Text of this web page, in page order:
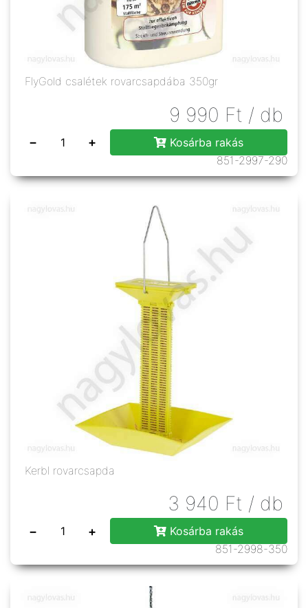
FlyGold csalétek rovarcsapdába 350gr
9 990 Ft / db
− +
Kosárba rakás
851-2997-290
Kerbl rovarcsapda
3 940 Ft / db
− +
Kosárba rakás
851-2998-350